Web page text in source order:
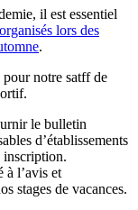
il est essentiel
lors des
.
pour notre satff de
le bulletin
d’établissements
inscription.
à l’avis et
stages de vacances.